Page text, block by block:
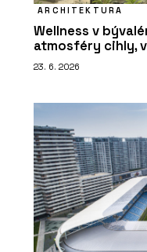
ARCHITEKTURA
Wellness v
atmosféry cihly,
23. 6. 2026